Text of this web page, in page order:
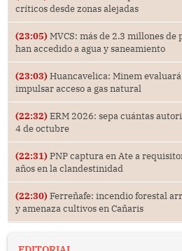
críticos desde zonas alejadas
(23:05) MVCS: más de 2.3 millones de
han accedido a agua y saneamiento
(23:03) Huancavelica: Minem
impulsar acceso a gas natural
(22:32) ERM 2026: sepa cuántas
4 de octubre
(22:31) PNP captura en Ate a
años en la clandestinidad
(22:30) Ferreñafe: incendio forestal
y amenaza cultivos en Cañaris